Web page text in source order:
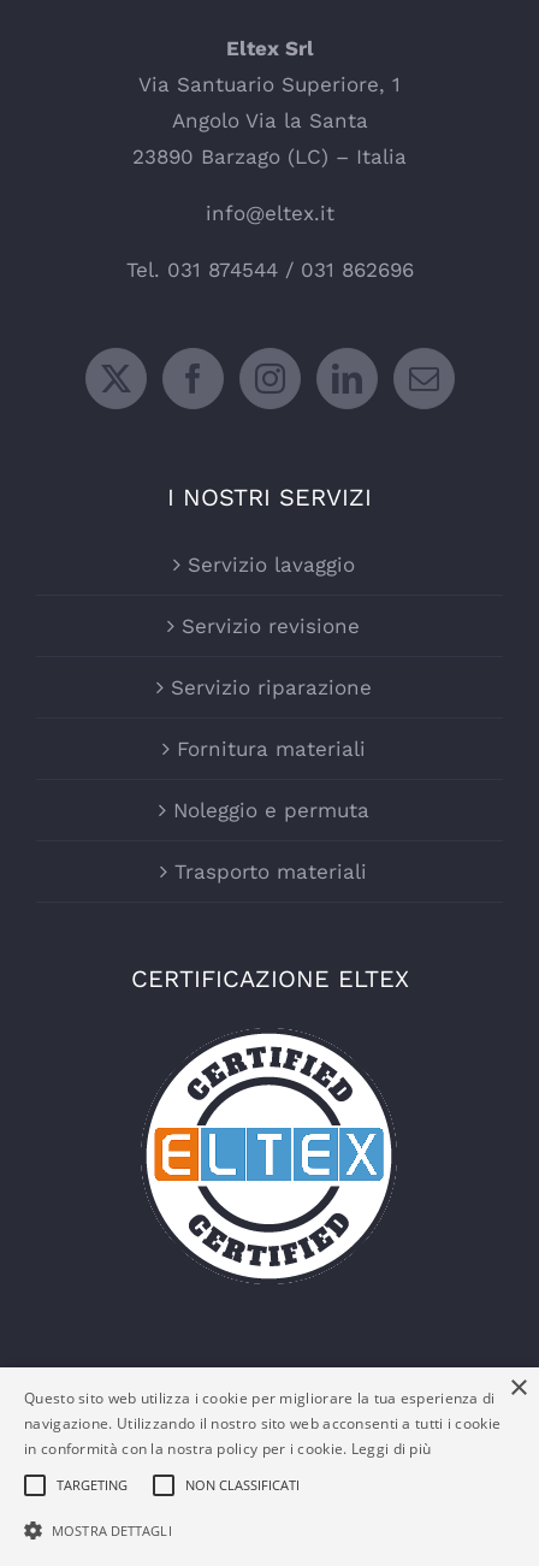
Eltex Srl
Via Santuario Superiore, 1
Angolo Via la Santa
23890 Barzago (LC) – Italia
info@eltex.it
Tel. 031 874544/ 031 862696
I NOSTRI SERVIZI
Servizio lavaggio
Servizio revisione
Servizio riparazione
Fornitura materiali
Noleggio e permuta
Trasporto materiali
CERTIFICAZIONE ELTEX
© Eltex Srl - P. IVA: 03161180132 -
×
Questo sito web utilizza i cookie per migliorare la tua esperienza di
navigazione. Utilizzando il nostro sito web acconsenti a tutti i cookie
in conformità con la nostra policy per i cookie. Leggi di più
TARGETING NON CLASSIFICATI
MOSTRA DETTAGLI